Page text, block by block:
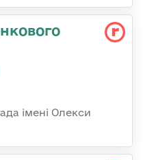
імені Олекси